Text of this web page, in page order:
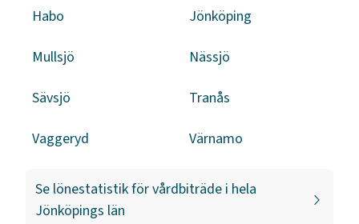
Habo Jönköping
Mullsjö Nässjö
Sävsjö Tranås
Vaggeryd Värnamo
Se lönestatistik förvårdbiträde i hela
Jönköpings län